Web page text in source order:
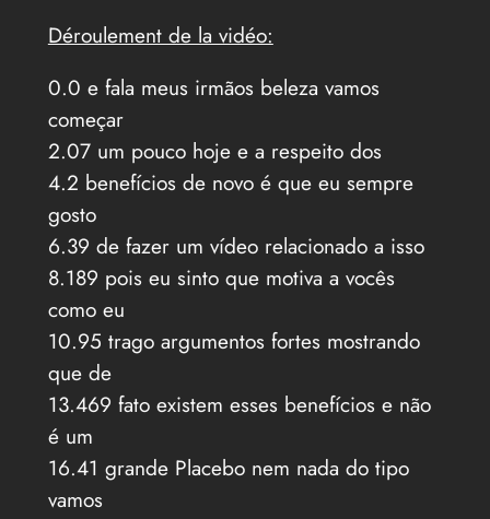
Déroulement de la vidéo:
0.0 e fala meus irmãos beleza vamos
começar
2.07 um pouco hoje e a respeito dos
4.2 benefícios de novo é que eu sempre
gosto
6.39 de fazer um vídeo relacionado a isso
8.189 pois eu sinto que motiva a vocês
como eu
10.95 trago argumentos fortes mostrando
que de
13.469 fato existem esses benefícios e não
é um
16.41 grande Placebo nem nada do tipo
vamos